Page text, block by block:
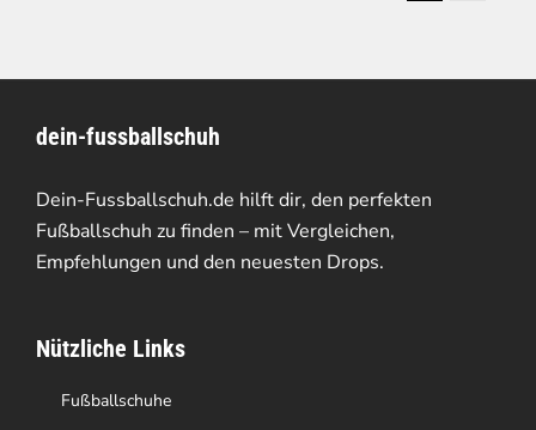
dein-fussballschuh
Dein-Fussballschuh.de hilft dir, den perfekten
Fußballschuh zu finden – mit Vergleichen,
Empfehlungen und den neuesten Drops.
Nützliche Links
Fußballschuhe